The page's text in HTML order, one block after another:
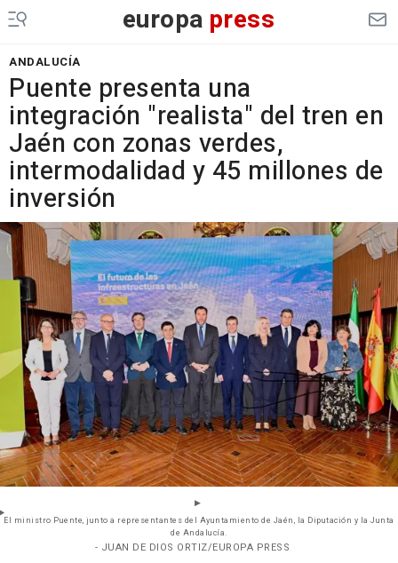
europa press
ANDALUCÍA
Puente presenta una
integración "realista" del tren en
Jaén con zonas verdes,
intermodalidad y 45 millones de
inversión
El ministro Puente, junto a representantes del Ayuntamiento de Jaén, la Diputación y la Junta
de Andalucía.
- JUAN DE DIOS ORTIZ/EUROPA PRESS